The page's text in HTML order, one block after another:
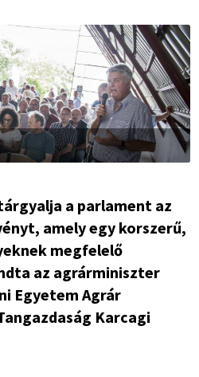
a parlament az
amely egy korszerű,
megfelelő
az agrárminiszter
Egyetem Agrár
Karcagi